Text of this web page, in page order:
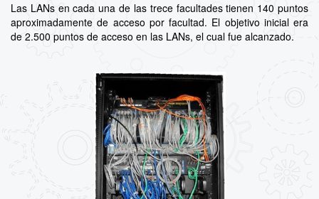
Las LANs en cada una de las trece facultades tienen 140 puntos
aproximadamente de acceso por facultad. El objetivo inicial era
de 2.500 puntos de acceso en las LANs, el cual fue alcanzado.